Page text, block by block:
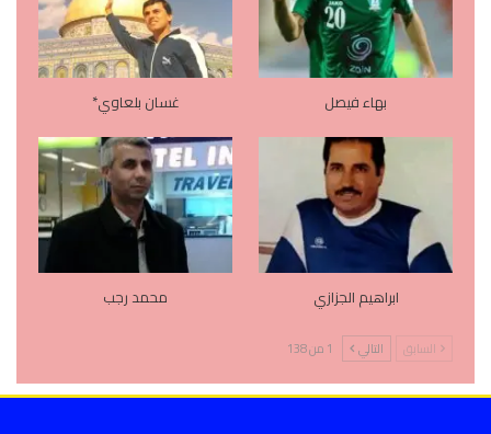
بهاء فيصل غسان بلعاوي*
ابراهيم الجزازي محمد رجب
السابق التالي 1 من 138